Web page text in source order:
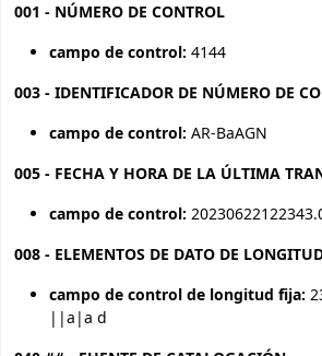
001 - NÚMERO DE CONTROL
campo de control: 4144
003 - IDENTIFICADOR DE NÚMERO DE
campo de control: AR-BaAGN
005 - FECHA Y HORA DE LA ÚLTIMA
campo de control:
008 - ELEMENTOS DE DATO DE
campo de control de longitud fija:
||a|a d